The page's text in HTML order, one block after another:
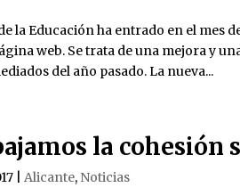
la Educación ha entrado en el mes
web. Se trata de una mejora y
del año pasado. La nueva...
la cohesión
|Alicante, Noticias